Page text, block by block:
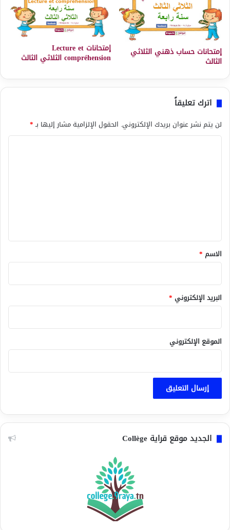
إمتحانات حساب ذهني الثلاثي
الثالث
إمتحانات Lecture et
compréhension الثلاثي الثالث
اترك تعليقاً
لن يتم نشر عنوان بريدك الإلكتروني. الحقول الإلزامية مشار إليها بـ*
*
الاسم *
البريد الإلكتروني *
الموقع الإلكتروني
الجديد موقع قراية Collège